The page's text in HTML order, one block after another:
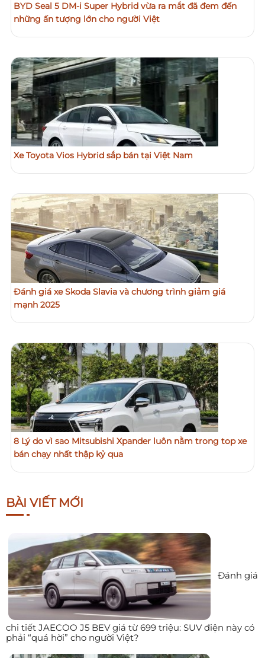
BYD Seal 5 DM-i Super Hybrid vừa ra mắt đã đem đến
những ấn tượng lớn cho người Việt
Xe Toyota Vios Hybrid sắp bán tại Việt Nam
Đánh giá xe Skoda Slavia và chương trình giảm giá
mạnh 2025
8 Lý do vì sao Mitsubishi Xpander luôn nằm trong top xe
bán chạy nhất thập kỷ qua
BÀI VIẾT MỚI
Đánh giá
chi tiết JAECOO J5 BEV giá từ 699 triệu: SUV điện này có
phải “quá hời” cho người Việt?